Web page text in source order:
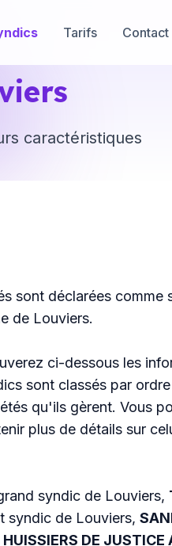
Tarifs Contact
caractéristiques
sont déclarées comme
de Louviers.
ci-dessous les
sont classés par
qu'ils gèrent. Vous
plus de détails sur
syndic de Louviers,
syndic de Louviers,
HUISSIERS DE